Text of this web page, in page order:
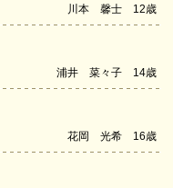
川本 馨士 12歳
浦井 菜々子 14歳
花岡 光希 16歳